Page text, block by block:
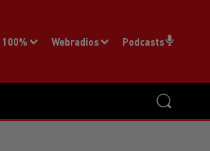
100% Webradios Podcasts